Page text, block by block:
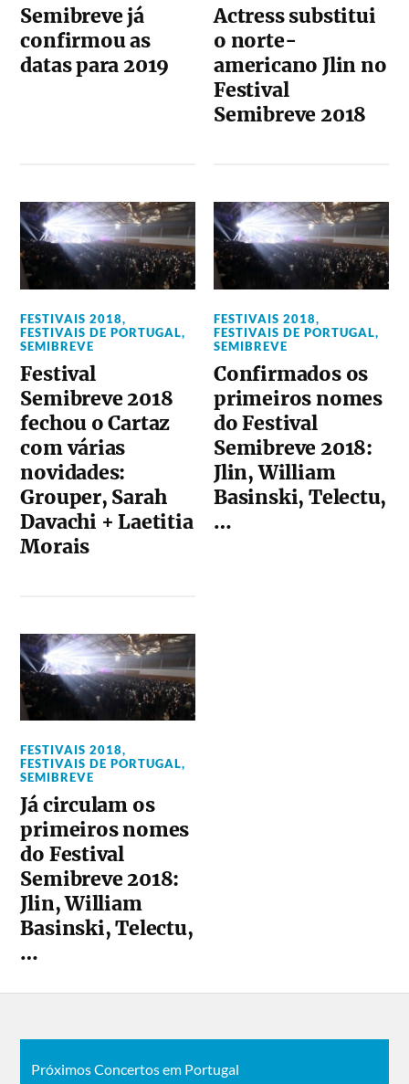
Semibreve já
confirmou as
datas para 2019
Actress substitui
o norte-
americano Jlin no
Festival
Semibreve 2018
FESTIVAIS 2018,
FESTIVAIS DE PORTUGAL,
SEMIBREVE
Festival
Semibreve 2018
fechou o Cartaz
com várias
novidades:
Grouper, Sarah
Davachi + Laetitia
Morais
FESTIVAIS 2018,
FESTIVAIS DE PORTUGAL,
SEMIBREVE
Confirmados os
primeiros nomes
do Festival
Semibreve 2018:
Jlin, William
Basinski, Telectu,
…
FESTIVAIS 2018,
FESTIVAIS DE PORTUGAL,
SEMIBREVE
Já circulam os
primeiros nomes
do Festival
Semibreve 2018:
Jlin, William
Basinski, Telectu,
…
Próximos Concertos em Portugal